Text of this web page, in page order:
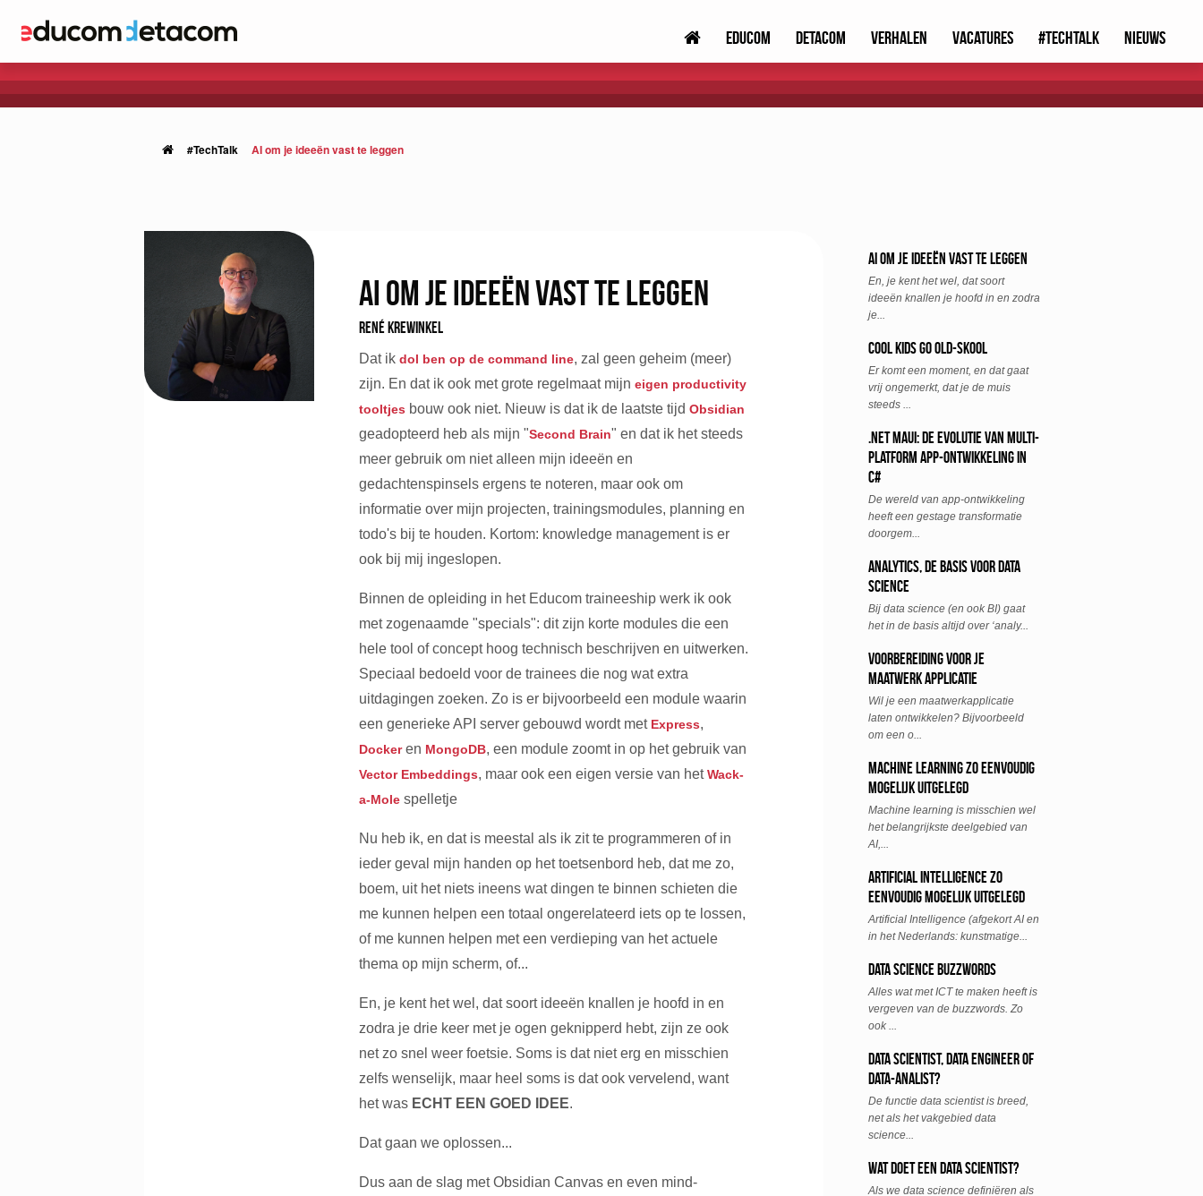
Educom Detacom Verhalen Vacatures #TechTalk Nieuws
#TechTalk AI om je ideeën vast te leggen
AI om je ideeën vast te leggen
René Krewinkel
Dat ik dol ben op de command line, zal geen geheim (meer)
zijn. En dat ik ook met grote regelmaat mijn eigen productivity
tooltjesbouw ook niet. Nieuw is dat ik de laatste tijd Obsidian
geadopteerd heb als mijn "Second Brain" en dat ik het steeds
meer gebruik om niet alleen mijn ideeën en
gedachtenspinsels ergens te noteren, maar ook om
informatie over mijn projecten, trainingsmodules, planning en
todo's bij te houden. Kortom: knowledge management is er
ook bij mij ingeslopen.
Binnen de opleiding in het Educom traineeship werk ik ook
met zogenaamde "specials": dit zijn korte modules die een
hele tool of concept hoog technisch beschrijven en uitwerken.
Speciaal bedoeld voor de trainees die nog wat extra
uitdagingen zoeken. Zo is er bijvoorbeeld een module waarin
een generieke API server gebouwd wordt met Express,
Dockeren MongoDB, een module zoomt in op het gebruik van
Vector Embeddings, maar ook een eigen versie van hetWack-
a-Molespelletje
Nu heb ik, en dat is meestal als ik zit te programmeren of in
ieder geval mijn handen op het toetsenbord heb, dat me zo,
boem, uit het niets ineens wat dingen te binnen schieten die
me kunnen helpen een totaal ongerelateerd iets op te lossen,
of me kunnen helpen met een verdieping van het actuele
thema op mijn scherm, of...
En, je kent het wel, dat soort ideeën knallen je hoofd in en
zodra je drie keer met je ogen geknipperd hebt, zijn ze ook
net zo snel weer foetsie. Soms is dat niet erg en misschien
zelfs wenselijk, maar heel soms is dat ook vervelend, want
het was ECHT EEN GOED IDEE.
Dat gaan we oplossen...
Dus aan de slag met Obsidian Canvas en even mind-
AI om je ideeën vast te leggen
En, je kent het wel, dat soort
ideeën knallen je hoofd in en zodra
je...
Cool Kids go Old-Skool
Er komt een moment, en dat gaat
vrij ongemerkt, dat je de muis
steeds ...
.NET MAUI: De Evolutie van Multi-
Platform App-Ontwikkeling in
C#
De wereld van app-ontwikkeling
heeft een gestage transformatie
doorgem...
Analytics, de basis voor data
science
Bij data science (en ook BI) gaat
het in de basis altijd over ‘analy...
Voorbereiding voor je
maatwerk applicatie
Wil je een maatwerkapplicatie
laten ontwikkelen? Bijvoorbeeld
om een o...
Machine Learning zo eenvoudig
mogelijk uitgelegd
Machine learning is misschien wel
het belangrijkste deelgebied van
AI,...
Artificial Intelligence zo
eenvoudig mogelijk uitgelegd
Artificial Intelligence (afgekort AI en
in het Nederlands: kunstmatige...
Data Science Buzzwords
Alles wat met ICT te maken heeft is
vergeven van de buzzwords. Zo
ook ...
Data scientist, data engineer of
data-analist?
De functie data scientist is breed,
net als het vakgebied data
science...
Wat doet een data scientist?
Als we data science definiëren als